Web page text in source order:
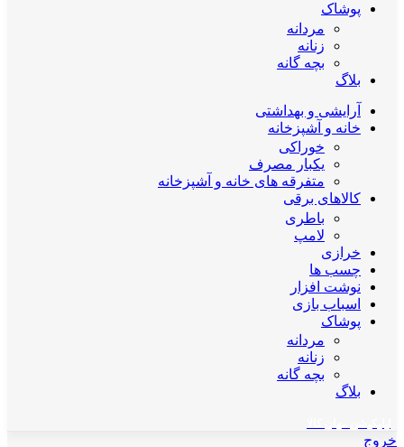
پوشاک
مردانه
زنانه
بچه گانه
بلاگ
آرایشی و بهداشتی
خانه و آشپزخانه
خوراکی
یکبار مصرف
متفرقه های خانه و آشپزخانه
کالاهای برقی
باطری
لامپ
خرازی
چسب ها
نوشت افزار
اسباب بازی
پوشاک
مردانه
زنانه
بچه گانه
بلاگ
خروج